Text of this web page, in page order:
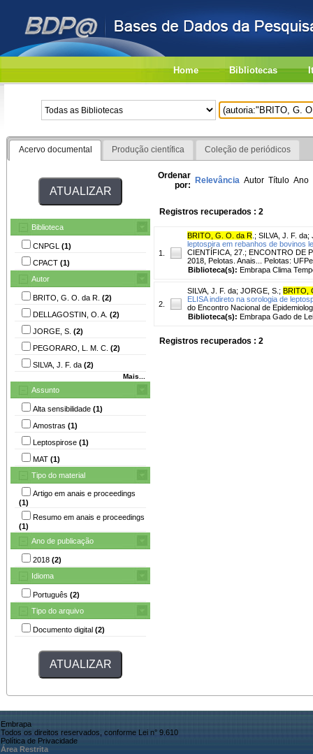
Home Bibliotecas
Acervo documental Produção científica Coleção de periódicos
Biblioteca
CNPGL (1)
CPACT (1)
Autor
BRITO, G. O. da R. (2)
DELLAGOSTIN, O. A. (2)
JORGE, S. (2)
PEGORARO, L. M. C. (2)
SILVA, J. F. da (2)
Mais...
Assunto
Alta sensibilidade (1)
Amostras (1)
Leptospirose (1)
MAT (1)
Tipo do material
Artigo em anais e proceedings
(1)
Resumo em anais e proceedings
(1)
Ano de publicação
2018 (2)
Idioma
Português (2)
Tipo do arquivo
Documento digital (2)
Ordenar
por: Relevância Autor Título Ano
Registros recuperados : 2
1.
BRITO, G. O. da R ; SILVA, J. F. da;
leptospira em rebanhos de bovinos
CIENTÍFICA, 27.; ENCONTRO DE
2018, Pelotas. Anais... Pelotas:
Biblioteca(s): Embrapa Clima
2.
SILVA, J. F. da; JORGE, S. ; BRITO,
ELISA indireto na sorologia de
do Encontro Nacional de
Biblioteca(s): Embrapa Gado de
Registros recuperados : 2
Embrapa
Todos os direitos reservados, conforme Lei n° 9.610
Política de Privacidade
Área Restrita